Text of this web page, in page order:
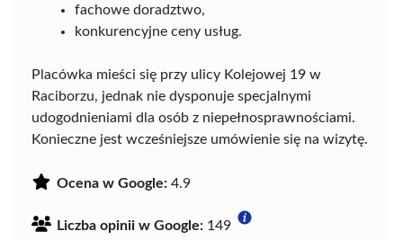
fachowe doradztwo,
konkurencyjne ceny usług.
Placówka mieści się przy ulicy Kolejowej 19 w
Raciborzu, jednak nie dysponuje specjalnymi
udogodnieniami dla osób z niepełnosprawnościami.
Konieczne jest wcześniejsze umówienie się na wizytę.
Ocena w Google: 4.9
Liczba opinii w Google: 149